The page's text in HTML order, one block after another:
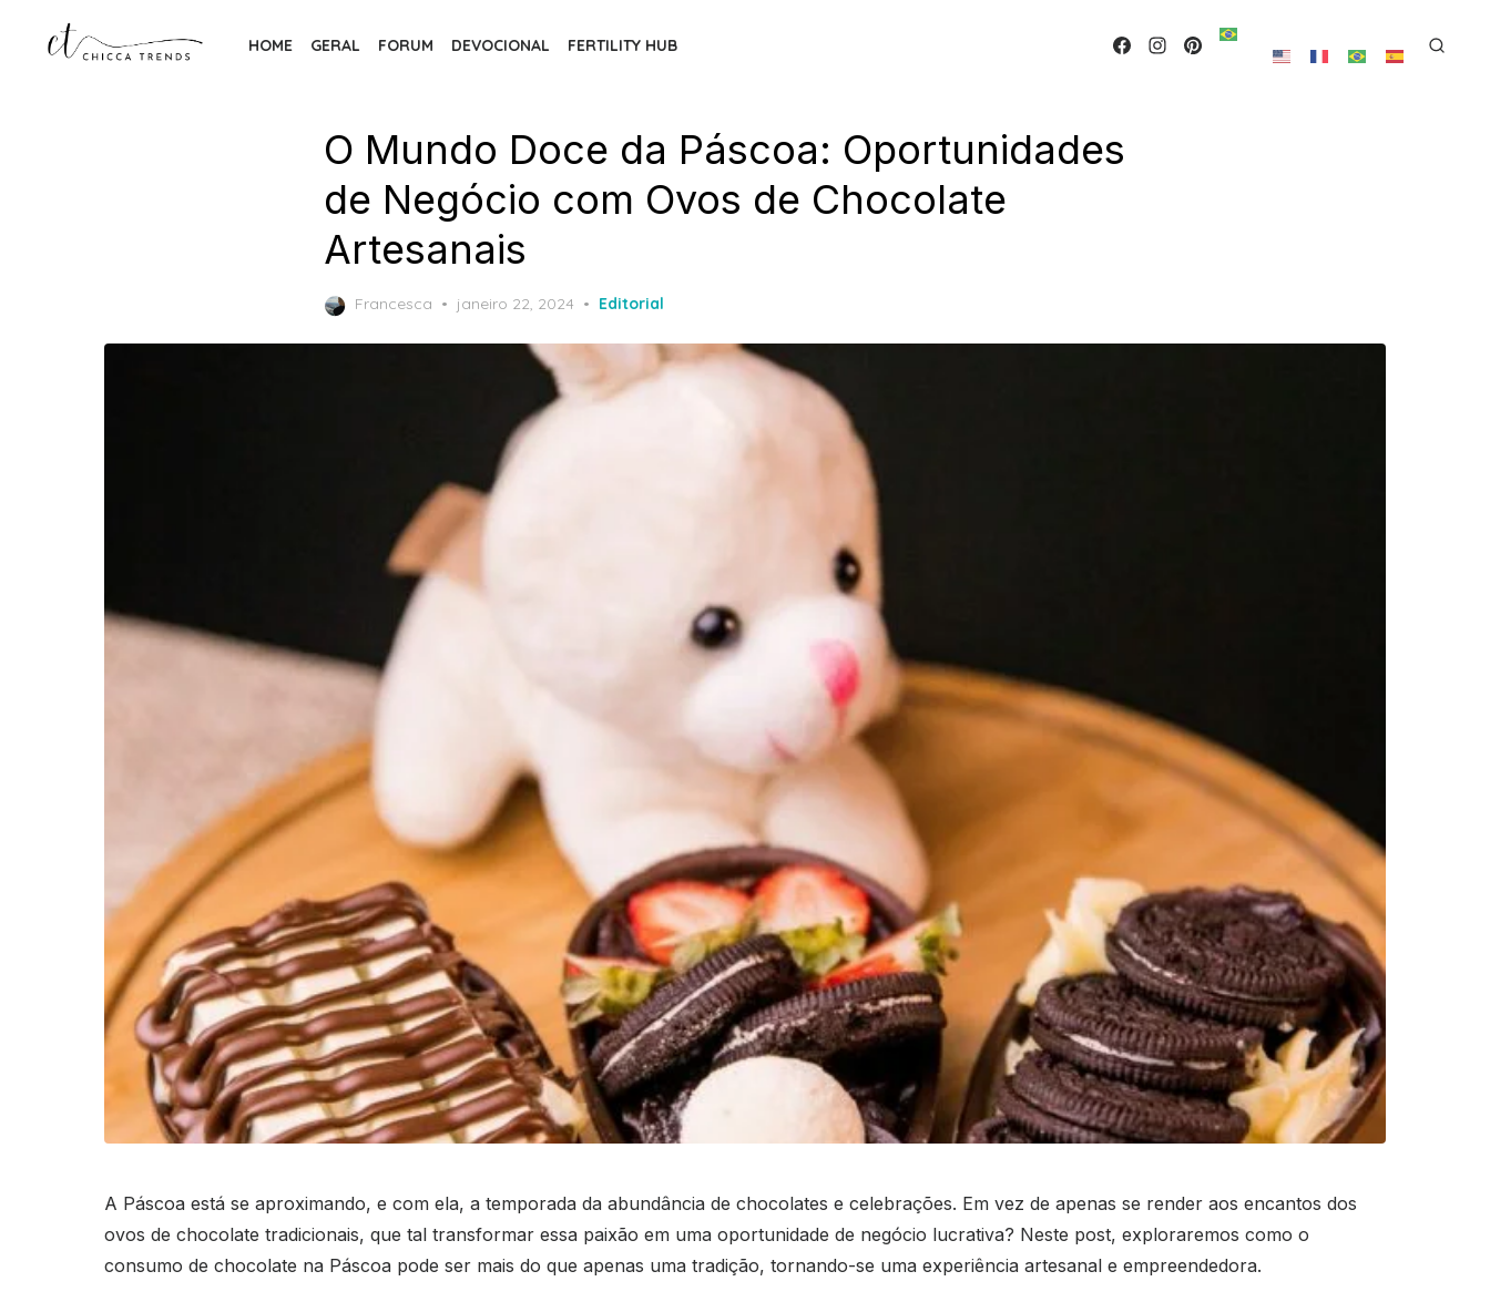
HOME GERAL FORUM DEVOCIONAL FERTILITY HUB
O Mundo Doce da Páscoa: Oportunidades
de Negócio com Ovos de Chocolate
Artesanais
Francesca
Posted
janeiro 22, 2024 Editorial
A Páscoa está se aproximando, e com ela, a temporada da abundância de chocolates e celebrações. Em vez de apenas se render aos encantos dos
ovos de chocolate tradicionais, que tal transformar essa paixão em uma oportunidade de negócio lucrativa? Neste post, exploraremos como o
consumo de chocolate na Páscoa pode ser mais do que apenas uma tradição, tornando-se uma experiência artesanal e empreendedora.